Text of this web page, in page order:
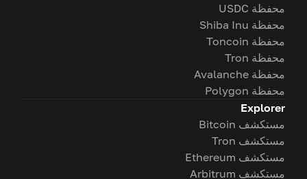
محفظة USDC
محفظة Shiba Inu
محفظة Toncoin
محفظة Tron
محفظة Avalanche
محفظة Polygon
Explorer
مستكشف Bitcoin
مستكشف Tron
مستكشف Ethereum
مستكشف Arbitrum